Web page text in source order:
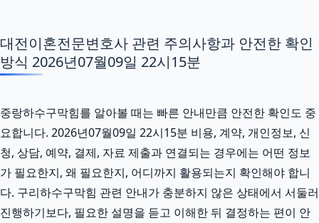
대전이혼전문변호사 관련 주의사항과 안전한 확인
방식 2026년07월09일 22시15분
중랑하수구막힘를 알아볼 때는 빠른 안내만큼 안전한 확인도 중
요합니다. 2026년07월09일 22시15분 비용, 계약, 개인정보, 신
청, 상담, 예약, 결제, 자료 제출과 연결되는 경우에는 어떤 정보
가 필요한지, 왜 필요한지, 어디까지 활용되는지 확인해야 합니
다. 구리하수구막힘 관련 안내가 충분하지 않은 상태에서 서둘러
진행하기보다, 필요한 설명을 듣고 이해한 뒤 결정하는 편이 안